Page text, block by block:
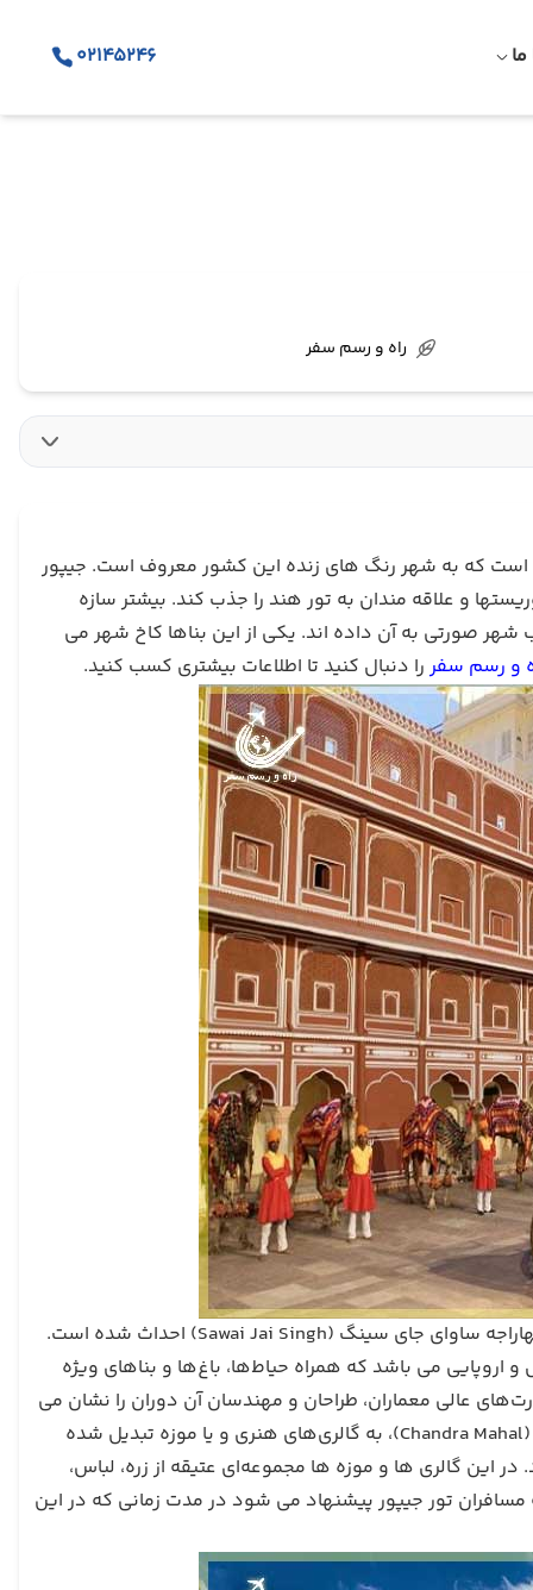
02145246
راه و رسم سفر
است که به شهر رنگ های زنده این کشور معروف است. جیپور
و علاقه مندان به تور هند را جذب کند. بیشتر سازه
صورتی به آن داده اند. یکی از این بناها کاخ شهر می
و رسم سفررا دنبال کنید تا اطلاعات بیشتری کسب کنید.
کاخ شهر (City Palace) در مرکزشهر جیپور قرار دارد که در قرن 19 میلادی توسط مهاراجه ساوای جای سینگ (Sawai Jai Singh) احداث شده است.
می باشد که همراه حیاط‌ها، باغ‌ها و بناهای ویژه
عالی معماران، طراحان و مهندسان آن دوران را نشان می
دهد. جالب است بدانید که اغلب قسمت های کاخ شهر جیپور به غیر از چاندرا محل (Chandra Mahal)، به گالری‌های هنری و یا موزه تبدیل شده
در این گالری ها و موزه ها مجموعه‌ای عتیقه از زره، لباس،
تور جیپور پیشنهاد می شود در مدت زمانی که در این